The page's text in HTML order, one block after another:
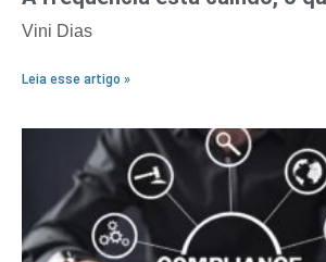
Vini Dias
Leia esse artigo »